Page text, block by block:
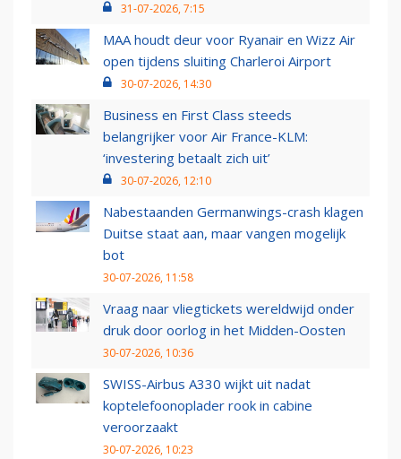
31-07-2026, 7:15
MAA houdt deur voor Ryanair en Wizz Air
open tijdens sluiting Charleroi Airport
30-07-2026, 14:30
Business en First Class steeds
belangrijker voor Air France-KLM:
‘investering betaalt zich uit’
30-07-2026, 12:10
Nabestaanden Germanwings-crash klagen
Duitse staat aan, maar vangen mogelijk
bot
30-07-2026, 11:58
Vraag naar vliegtickets wereldwijd onder
druk door oorlog in het Midden-Oosten
30-07-2026, 10:36
SWISS-Airbus A330 wijkt uit nadat
koptelefoonoplader rook in cabine
veroorzaakt
30-07-2026, 10:23